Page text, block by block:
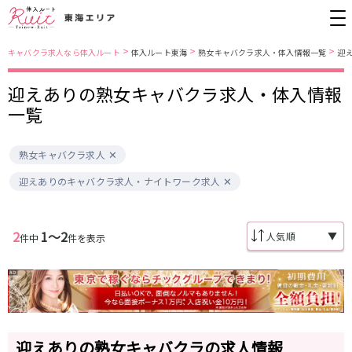
キャバクラ求人なら体入ルート > 体入ルート東海 >熟女キャバクラ求人・体入情報一覧 >迎
迎えありの熟女キャバクラ求人・体入情報
一覧
熟女キャバクラ求人
迎えありのキャバクラ求人・ナイトワーク求人
2件中 1〜2件を表示 ▼
愛知県
春日井
安城
名古屋市南部
豊田
三重県
名古屋市営地下鉄東山線
今池駅
金山駅
勝川駅
春日井駅
名鉄名古屋本線